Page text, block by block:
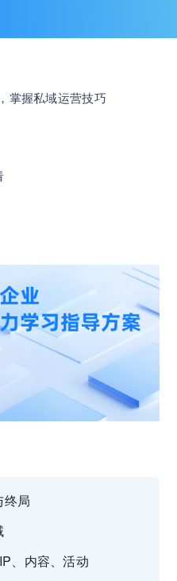
员工能力跟不上发展？
业所有岗位技能差距
你成功入行AI岗位，🚀
认证 · 全国合伙人招
掌握私域运营技巧
终局
、内容、活动